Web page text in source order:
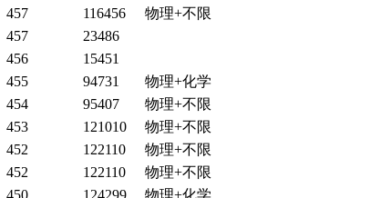
457 116456
物理+不限
457
23486
456
15451
455 94731
物理+化学
454 95407
物理+不限
453 121010
物理+不限
452 122110
物理+不限
452 122110
物理+不限
450 124299 物理+化学